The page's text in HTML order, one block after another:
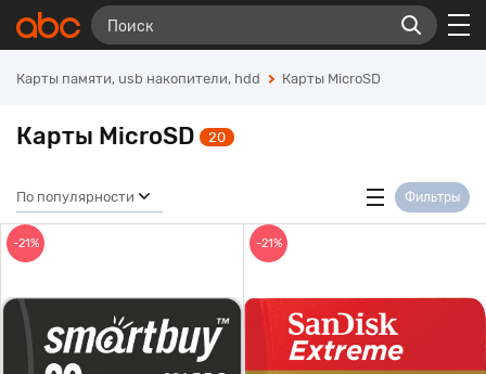
Карты памяти, usb накопители, hdd Карты MicroSD
Карты MicroSD 20
По популярности Фильтры
-21% -21%